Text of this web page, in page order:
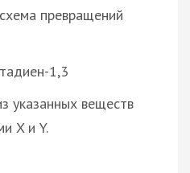
превращений
1,3
указанных веществ
X и Y.